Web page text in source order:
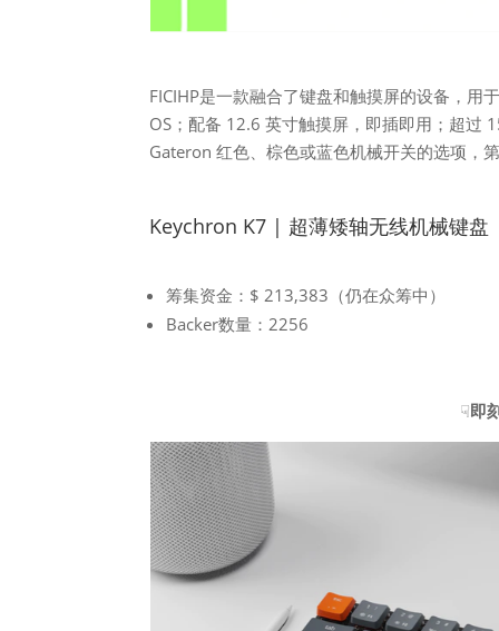
FICIHP是一款融合了键盘和触摸屏的设备，
OS；配备 12.6 英寸触摸屏，即插即用；超过
Gateron 红色、棕色或蓝色机械开关的选项，
Keychron K7 | 超薄矮轴无线机械键盘
筹集资金：$ 213,383（仍在众筹中）
Backer数量：2256
☟即